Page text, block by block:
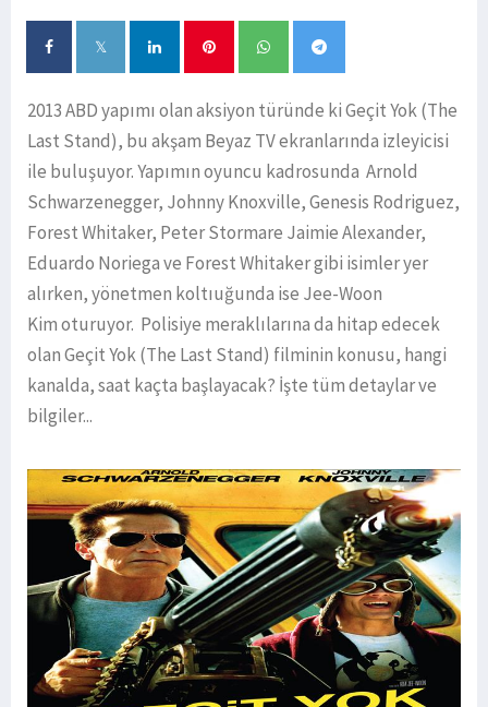
2013 ABD yapımı olan aksiyon türünde ki Geçit Yok (The
Last Stand), bu akşam Beyaz TV ekranlarında izleyicisi
ile buluşuyor. Yapımın oyuncu kadrosunda Arnold
Schwarzenegger, Johnny Knoxville, Genesis Rodriguez,
Forest Whitaker, Peter Stormare Jaimie Alexander,
Eduardo Noriega ve Forest Whitaker gibi isimler yer
alırken, yönetmen koltıuğunda ise Jee-Woon
Kim oturuyor. Polisiye meraklılarına da hitap edecek
olan Geçit Yok (The Last Stand) filminin konusu, hangi
kanalda, saat kaçta başlayacak? İşte tüm detaylar ve
bilgiler...